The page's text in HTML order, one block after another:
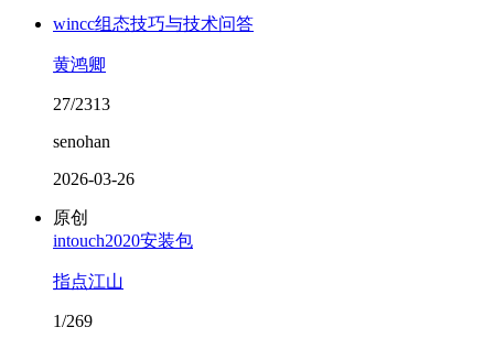
wincc组态技巧与技术问答
黄鸿卿
27/2313
senohan
2026-03-26
原创
intouch2020安装包
指点江山
1/269